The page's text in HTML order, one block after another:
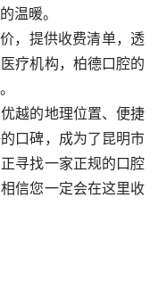
温暖。
，提供收费清单，透
疗机构，柏德口腔的
越的地理位置、便捷
口碑，成为了昆明市
寻找一家正规的口腔
信您一定会在这里收